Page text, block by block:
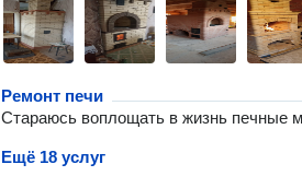
Ремонт печи
Стараюсь воплощать в жизнь печные
Ещё 18 услуг